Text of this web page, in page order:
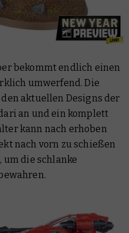
bekommt endlich einen
umwerfend. Die
aktuellen Designs der
an und ein komplett
kann nach erhoben
nach vorn zu schießen
um die schlanke